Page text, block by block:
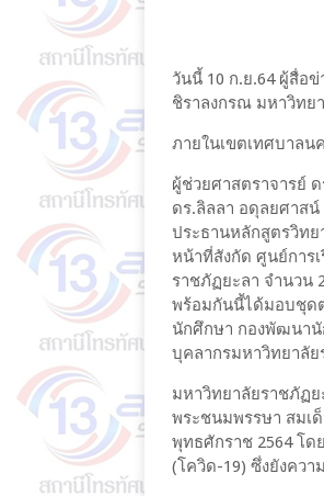
วันนี้ 10 ก.ย.64 ผู้สื่อข่
ชิราลงกรณ มหาวิทย
ภายในเขตเทศบาลน
ผู้ช่วยศาสตราจารย์
ดร.ลิลลา อดุลยศาส
ประธานหลักสูตรวิท
หน้าที่สังกัด ศูนย์การ
ราชภัฏยะลา จำนวน
พร้อมกันนี้ได้มอบชุด
นักศึกษา กองพัฒนา
บุคลากรมหาวิทยาลัย
มหาวิทยาลัยราชภัฏย
พระชนมพรรษา สมเ
พุทธศักราช 2564 โด
(โควิด-19) ซึ่งยังคว